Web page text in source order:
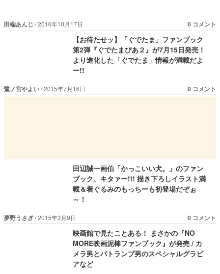
田端あんじ 2016年10月17日 0 コメント
【お待たせッ】「ぐでたま」ファンブック
第2弾『ぐでたまぴあ２』が7月15日発売！
より進化した「ぐでたま」情報が満載だよ
ー!!
鷺ノ宮やよい 2015年7月16日 0 コメント
田辺誠一画伯「かっこいい犬。」のファン
ブック、キタァー!!! 描き下ろしイラスト満
載＆着ぐるみのもっちーも初登場だぞぉ
～！
夢野うさぎ 2015年3月9日 0 コメント
映画館で見たことある！ まさかの『NO
MORE映画泥棒ファンブック』が発売 / カ
メラ男とパトランプ男のスペシャルグラビ
アなど